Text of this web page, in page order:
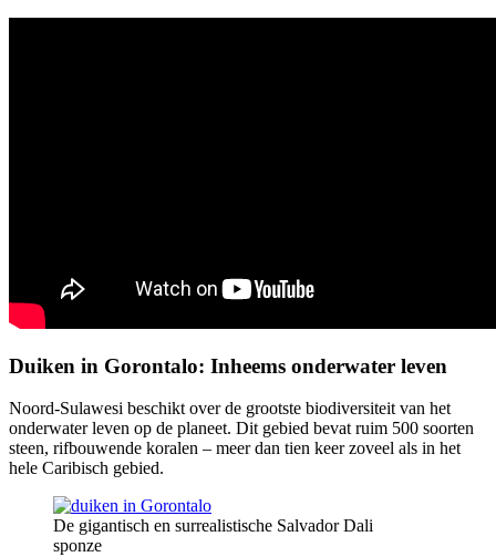
Duiken in Gorontalo: Inheems onderwater leven
Noord-Sulawesi beschikt over de grootste biodiversiteit van het
onderwater leven op de planeet. Dit gebied bevat ruim 500 soorten
steen, rifbouwende koralen – meer dan tien keer zoveel als in het
hele Caribisch gebied.
De gigantisch en surrealistische Salvador Dali
sponze